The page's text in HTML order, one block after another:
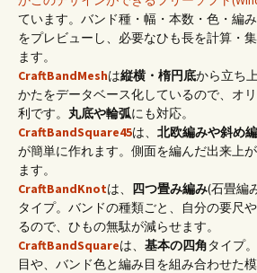
ています。バンド種・幅・本数・色・編
をプレビューし、必要なひも長を計算・
ます。
CraftBandMeshは縦横・楕円底から立ち
かたをデータベース化しているので、オ
利です。 丸底や輪弧にも対応。
CraftBandSquare45は、 北欧編みや斜め
が簡単に作れます。側面を編んだ出来上
ます。
CraftBandKnotは、 四つ畳み編み(石畳編
タイプ。バンドの種類ごと、自分の要尺
るので、ひもの無駄が減らせます。
CraftBandSquareは、 基本の四角タイプ
目や、バンド色と編み目を組み合わせた